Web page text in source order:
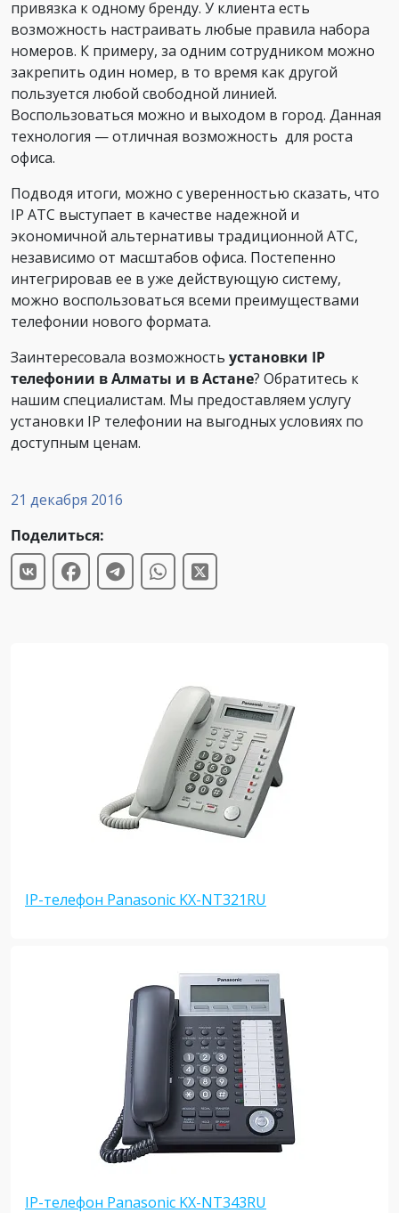
21 декабря 2016
Поделиться:
IP-телефон Panasonic KX-NT321RU
IP-телефон Panasonic KX-NT343RU
привязка к одному бренду. У клиента есть
возможность настраивать любые правила набора
номеров. К примеру, за одним сотрудником можно
закрепить один номер, в то время как другой
пользуется любой свободной линией.
Воспользоваться можно и выходом в город. Данная
технология — отличная возможность для роста
офиса.
Подводя итоги, можно с уверенностью сказать, что
IP АТС выступает в качестве надежной и
экономичной альтернативы традиционной АТС,
независимо от масштабов офиса. Постепенно
интегрировав ее в уже действующую систему,
можно воспользоваться всеми преимуществами
телефонии нового формата.
Заинтересовала возможность установки IP
телефонии в Алматы и в Астане? Обратитесь к
нашим специалистам. Мы предоставляем услугу
установки IP телефонии на выгодных условиях по
доступным ценам.